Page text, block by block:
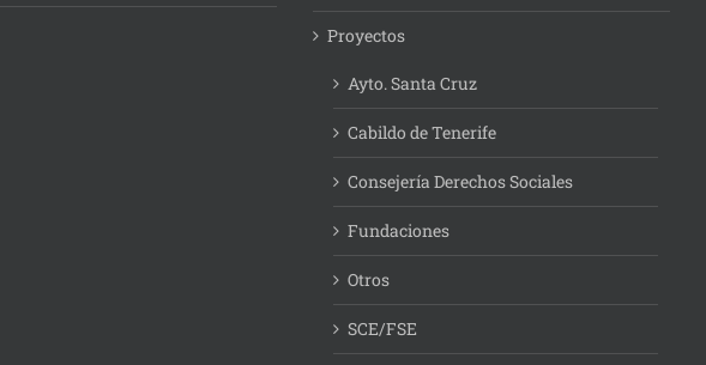
Proyectos
Ayto. Santa Cruz
Cabildo de Tenerife
Consejería Derechos Sociales
Fundaciones
Otros
SCE/FSE